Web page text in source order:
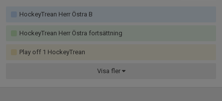
HockeyTrean Herr Östra B
HockeyTrean Herr Östra fortsättning
Play off 1 HockeyTrean
Visa fler